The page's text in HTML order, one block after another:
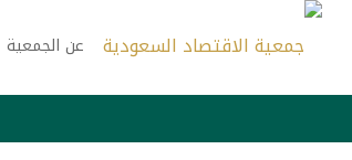
عن الجمعية